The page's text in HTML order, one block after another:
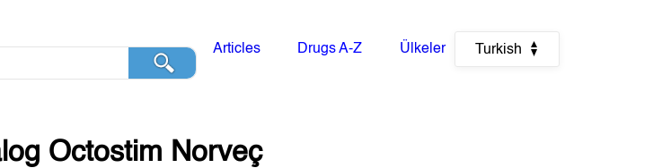
Articles Drugs A-Z Ülkeler Turkish
Octostim Norveç